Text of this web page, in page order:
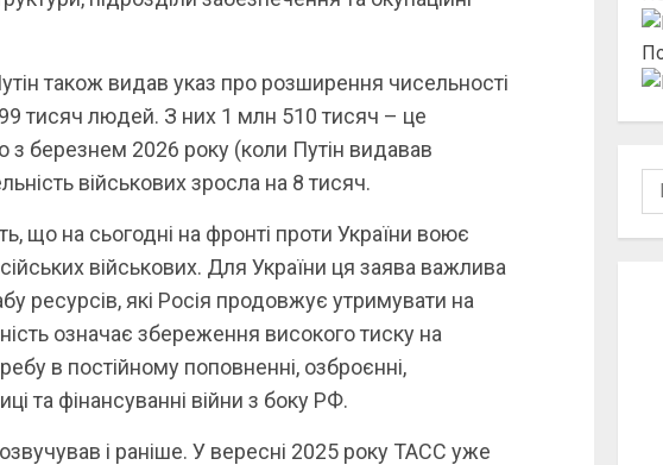
також видав указ про розширення чисельності
тисяч людей. З них 1 млн 510 тисяч – це
з березнем 2026 року (коли Путін видавав
військових зросла на 8 тисяч.
що на сьогодні на фронті проти України воює
військових. Для України ця заява важлива
ресурсів, які Росія продовжує утримувати на
означає збереження високого тиску на
в постійному поповненні, озброєнні,
та фінансуванні війни з боку РФ.
і раніше. У вересні 2025 року ТАСС уже